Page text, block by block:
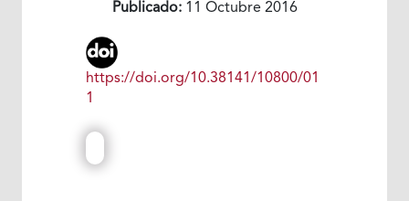
Publicado:11 Octubre 2016
https://doi.org/10.38141/10800/01
1